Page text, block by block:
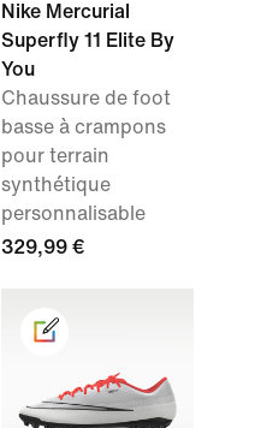
Nike Mercurial
Superfly 11 Elite By
You
Chaussure de foot
basse à crampons
pour terrain
synthétique
personnalisable
329,99 €